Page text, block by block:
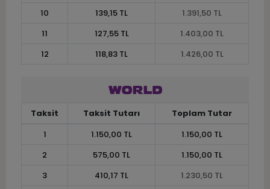
10
139,15 TL
1.391,50 TL
11
127,55 TL
1.403,00 TL
12
118,83 TL 1.426,00 TL
Taksit Taksit Tutarı
Toplam Tutar
1
1.150,00 TL
1.150,00 TL
2
575,00 TL
1.150,00 TL
3
410,17 TL
1.230,50 TL